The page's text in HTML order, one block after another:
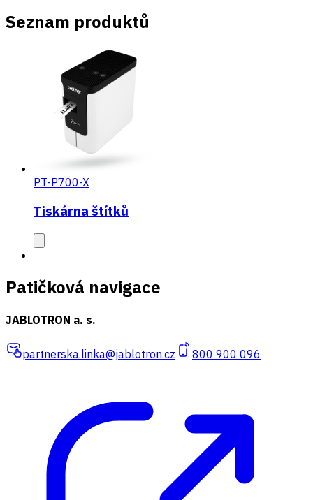
Seznam produktů
PT-P700-X
Tiskárna štítků
Patičková navigace
JABLOTRON a. s.
partnerska.linka@jablotron.cz 800 900 096